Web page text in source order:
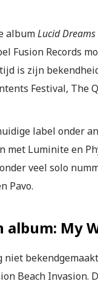
albumLucid Dreams
Fusion Records
is zijn
Festival, The
label onder
met Luminite en
veel solo
Pavo.
My
Beach Invasion.